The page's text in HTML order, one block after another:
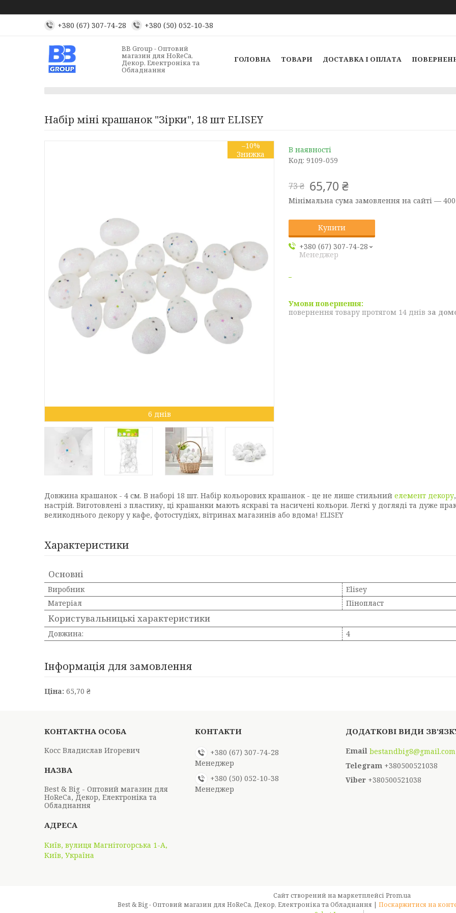
+380 (67) 307-74-28 +380 (50) 052-10-38
BB Group - Оптовий
магазин для HoReCa,
Декор, Електроніка та
Обладнання
ГОЛОВНА ТОВАРИ ДОСТАВКА І ОПЛАТА
Набір міні крашанок "Зірки", 18 шт ELISEY
–10%
6 днів
В наявності
Код: 9109-059
73 ₴ 65,70 ₴
Мінімальна сума замовлення на сайті —
Купити
+380 (67) 307-74-28
Менеджер
повернення товару протягом 14 днів за
Довжина крашанок - 4 см. В наборі 18 шт. Набір кольорових крашанок - це не лише стильний елемент декору
настрій. Виготовлені з пластику, ці крашанки мають яскраві та насичені кольори. Легкі у догляді та дуже
великоднього декору у кафе, фотостудіях, вітринах магазинів або вдома! ELISEY
Характеристики
Основні
Виробник
Elisey
Матеріал
Пінопласт
Користувальницькі характеристики
Довжина: 4
Інформація для замовлення
Ціна: 65,70 ₴
Косс Владислав Игоревич
Best & Big - Оптовий магазин для
HoReCa, Декор, Електроніка та
Обладнання
Київ, вулиця Магнітогорська 1-А,
Київ, Україна
+380 (67) 307-74-28
Менеджер
+380 (50) 052-10-38
Менеджер
bestandbig8@gmail.com
+380500521038
+380500521038
Сайт створений на маркетплейсі Prom.ua
Best & Big - Оптовий магазин для HoReCa, Декор, Електроніка та Обладнання | Поскаржитися на